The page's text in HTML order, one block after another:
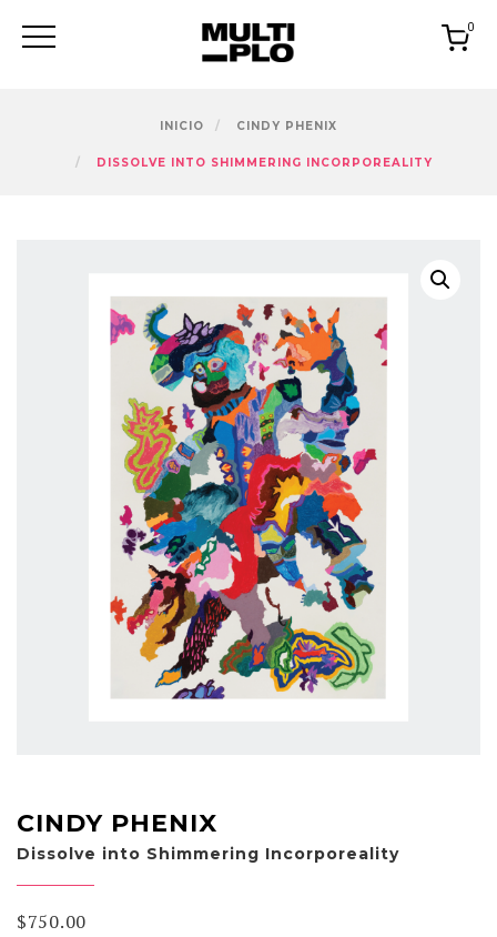
INICIO CINDY PHENIX
DISSOLVE INTO SHIMMERING INCORPOREALITY
CINDY PHENIX
Dissolve into Shimmering Incorporeality
$750.00
0